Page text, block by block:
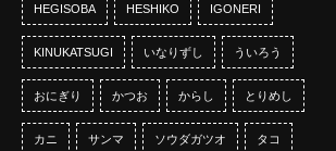
HEGISOBA HESHIKO IGONERI
KINUKATSUGI いなりずし ういろう
おにぎり かつお からし とりめし
カニ サンマ ソウダガツオ タコ